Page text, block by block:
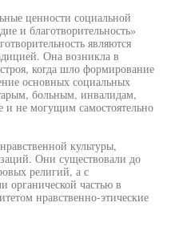
ценности социальной
и благотворительность»
являются
Она возникла в
когда шло формирование
основных социальных
больным, инвалидам,
и не могущим самостоятельно
культуры,
Они существовали до
религий, а с
органической частью в
нравственно-этические